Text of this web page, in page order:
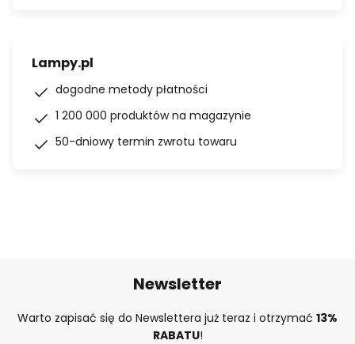
Lampy.pl
dogodne metody płatności
1 200 000 produktów na magazynie
50-dniowy termin zwrotu towaru
Newsletter
Warto zapisać się do Newslettera już teraz i otrzymać 13%
RABATU!